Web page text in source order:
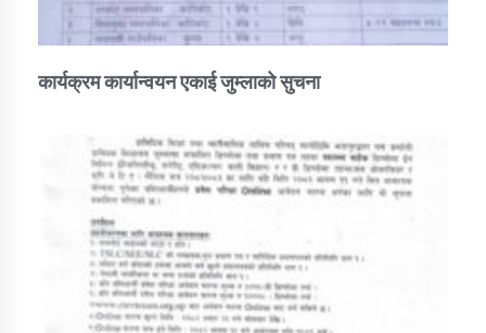
कार्यक्रम कार्यान्वयन एकाई जुम्लाको सुचना